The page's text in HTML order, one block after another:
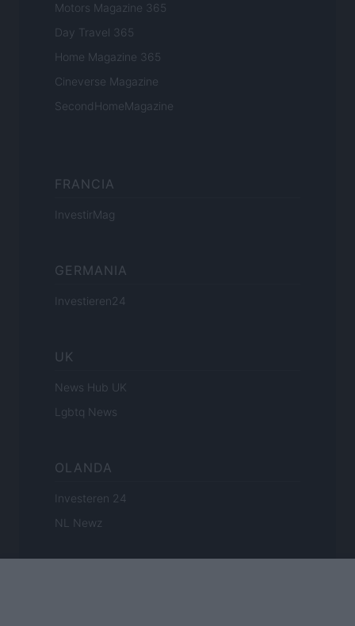
Motors Magazine 365
Day Travel 365
Home Magazine 365
Cineverse Magazine
SecondHomeMagazine
FRANCIA
InvestirMag
GERMANIA
Investieren24
UK
News Hub UK
Lgbtq News
OLANDA
Investeren 24
NL Newz